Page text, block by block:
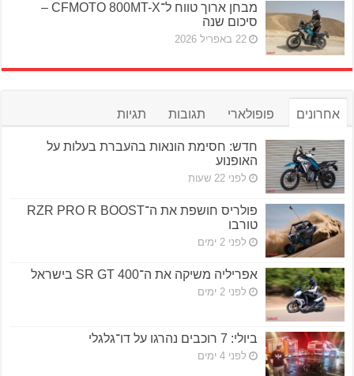
מבחן ארוך טווח ל־CFMOTO 800MT-X –
סיכום שנה
22 באפריל 2026
אחרונים פופולארי תגובות תגיות
חדש: חסימת הונאות בהעברת בעלות על
האופנוע
לפני 22 שעות
פולריס חושפת את ה־RZR PRO R BOOST
טורבו
לפני 2 ימים
אפריליה משיקה את ה־SR GT 400 בישראל
לפני 2 ימים
ביולי: 7 רוכבים נהרגו על דו־גלגלי
לפני 4 ימים